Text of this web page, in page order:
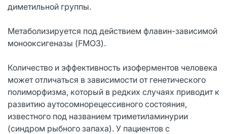
диметильной группы.
Метаболизируется под действием флавин-зависимой
монооксигеназы (FMO3).
Количество и эффективность изоферментов человека
может отличаться в зависимости от генетического
полиморфизма, который в редких случаях приводит к
развитию аутосомнорецессивного состояния,
известного под названием триметиламинурии
(синдром рыбного запаха). У пациентов с